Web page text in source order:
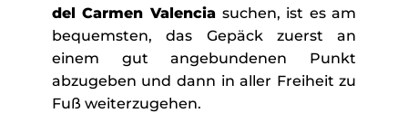
del Carmen Valenciasuchen, ist es am
bequemsten, das Gepäck zuerst an
einem gut angebundenen Punkt
abzugeben und dann in aller Freiheit zu
Fuß weiterzugehen.